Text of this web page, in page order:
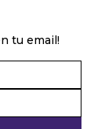
tu email!